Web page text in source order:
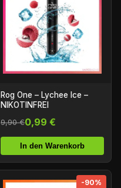
Rog One – Lychee Ice –
NIKOTINFREI
9,90 €0,99 €
In den Warenkorb
-90%